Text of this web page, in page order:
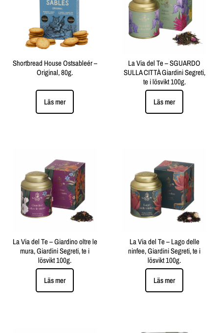
Shortbread House Ostsableér –
Original, 80g.
Läs mer
La Via del Te – SGUARDO
SULLA CITTÀ Giardini Segreti,
te i lösvikt 100g.
Läs mer
La Via del Te – Giardino oltre le
mura, Giardini Segreti, te i
lösvikt 100g.
Läs mer
La Via del Te – Lago delle
ninfee, Giardini Segreti, te i
lösvikt 100g.
Läs mer